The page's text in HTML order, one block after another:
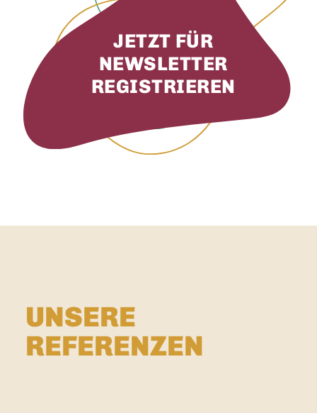
JETZT FÜR
NEWSLETTER
REGISTRIEREN
UNSERE
REFERENZEN